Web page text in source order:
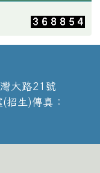
大路21號
生)傳真：